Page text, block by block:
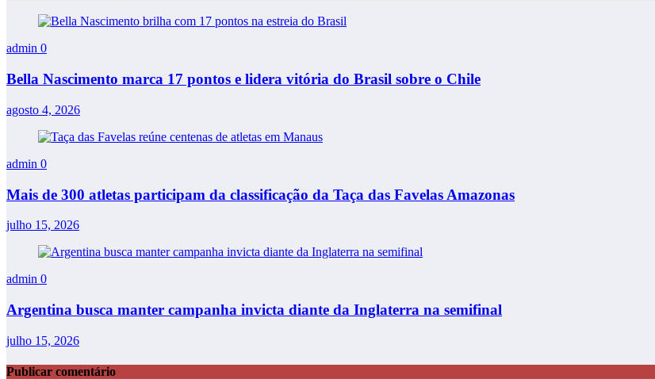
admin 0
Bella Nascimento marca 17 pontos e lidera vitória do Brasil sobre o Chile
agosto 4, 2026
admin 0
Mais de 300 atletas participam da classificação da Taça das Favelas Amazonas
julho 15, 2026
admin 0
Argentina busca manter campanha invicta diante da Inglaterra na semifinal
julho 15, 2026
Publicar comentário